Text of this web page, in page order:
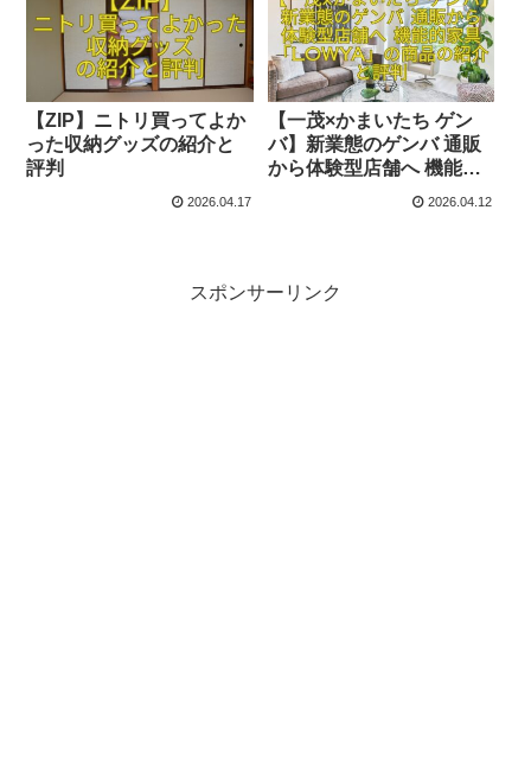
【ZIP】ニトリ買ってよか
った収納グッズの紹介と
評判
2026.04.17
【一茂×かまいたち ゲン
バ】新業態のゲンバ 通販
から体験型店舗へ 機能的
家具「LOWYA」の商品の
2026.04.12
スポンサーリンク